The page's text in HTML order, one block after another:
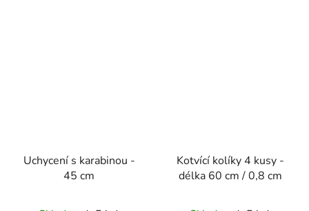
Uchycení s karabinou -
45 cm
Kotvící kolíky 4 kusy -
délka 60 cm / 0,8 cm